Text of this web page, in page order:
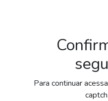
Para continuar